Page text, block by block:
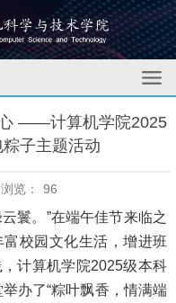
——计算机学院2025
子主题活动
浏览： 96
鬟。”在端午佳节来临之
校园文化生活，增进班
计算机学院2025级本科
办了“粽叶飘香，情满端